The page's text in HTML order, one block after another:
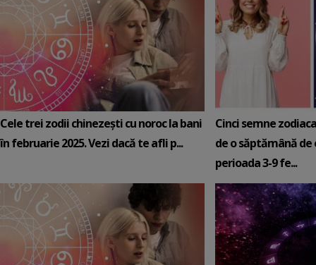
Cele trei zodii chinezești cu noroc la bani
în februarie 2025. Vezi dacă te afli p...
Cinci semne
de o săptămână de
perioada 3-9 fe...